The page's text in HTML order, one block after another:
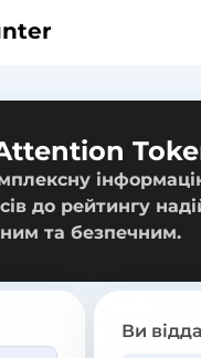
до рейтингу
та безпечним.
Ви